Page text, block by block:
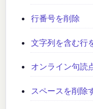
行番号を削除
文字列を含む行
オンライン句読
スペースを削除